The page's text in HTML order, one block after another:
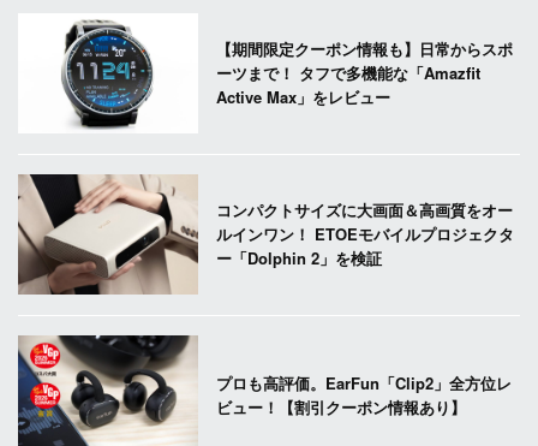
【期間限定クーポン情報も】日常からスポ
ーツまで！ タフで多機能な「Amazfit
Active Max」をレビュー
コンパクトサイズに大画面＆高画質をオー
ルインワン！ ETOEモバイルプロジェクタ
ー「Dolphin 2」を検証
プロも高評価。EarFun「Clip2」全方位レ
ビュー！【割引クーポン情報あり】